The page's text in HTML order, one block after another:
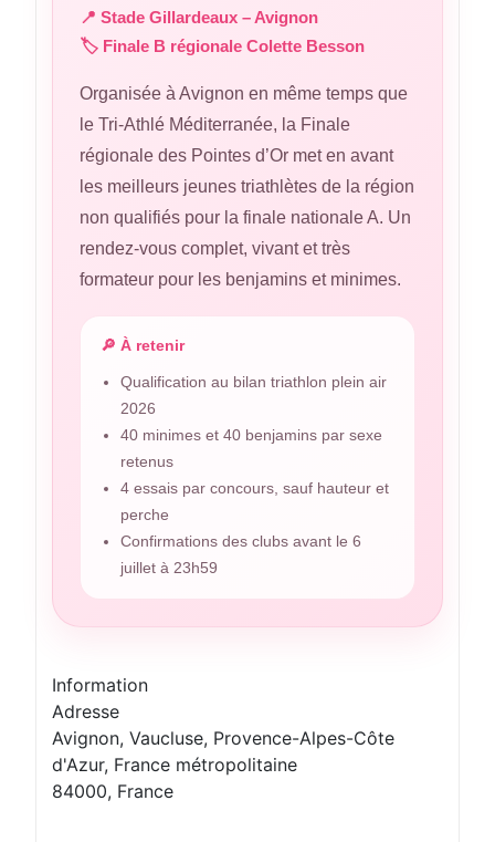
📍 Stade Gillardeaux – Avignon
🏷️ Finale B régionale Colette Besson
Organisée à Avignon en même temps que
le Tri-Athlé Méditerranée, la Finale
régionale des Pointes d’Or met en avant
les meilleurs jeunes triathlètes de la région
non qualifiés pour la finale nationale A. Un
rendez-vous complet, vivant et très
formateur pour les benjamins et minimes.
🔎 À retenir
Qualification au bilan triathlon plein air
2026
40 minimes et 40 benjamins par sexe
retenus
4 essais par concours, sauf hauteur et
perche
Confirmations des clubs avant le 6
juillet à 23h59
Information
Adresse
Avignon, Vaucluse, Provence-Alpes-Côte
d'Azur, France métropolitaine
84000, France